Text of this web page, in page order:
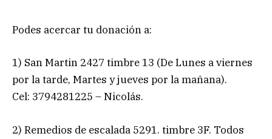
Podes acercar tu donación a:
1) San Martin 2427 timbre 13 (De Lunes a viernes
por la tarde, Martes y jueves por la mañana).
Cel: 3794281225 – Nicolás.
2) Remedios de escalada 5291. timbre 3F. Todos